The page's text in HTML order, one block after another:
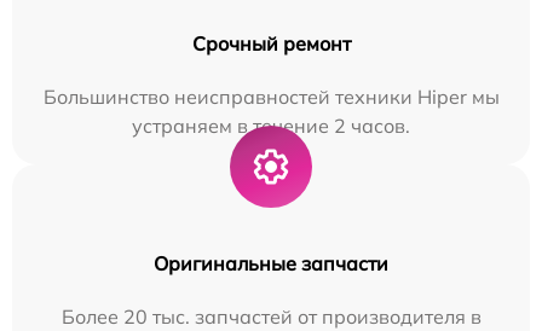
Срочный ремонт
Большинство неисправностей техники Hiper мы
устраняем в течение 2 часов.
Оригинальные запчасти
Более 20 тыс. запчастей от производителя в